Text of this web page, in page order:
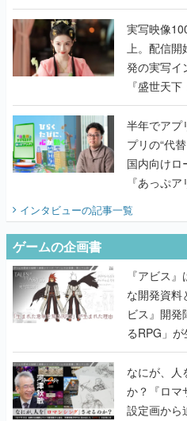
『
んだレジェ
実写映像
上。配信開
発の実写イ
『盛世天
うこだわり
半年でアプリ
プリの“代
国内向けロ
『あっぷ
てみた
インタビューの記事一覧
ゲームの企画書
『アビス
な開発資料
ビス』開発
るRPG」
書】
なにが、人
か？『ロマ
設定画から